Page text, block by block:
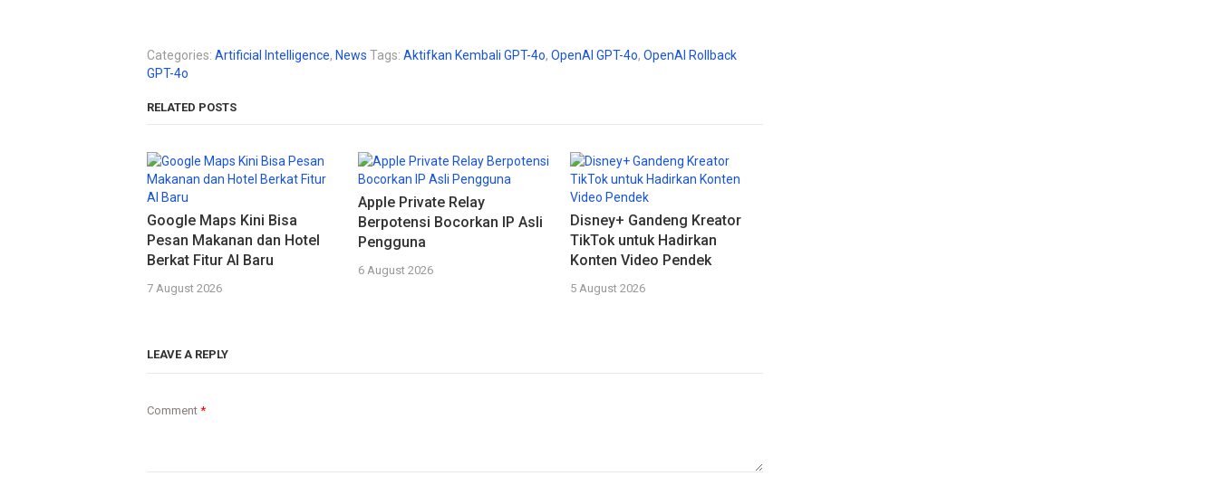
Categories: Artificial Intelligence, News Tags: Aktifkan Kembali GPT-4o, OpenAI GPT-4o, OpenAI Rollback
GPT-4o
RELATED POSTS
Google Maps Kini Bisa
Pesan Makanan dan Hotel
Berkat Fitur AI Baru
7 August 2026
Apple Private Relay
Berpotensi Bocorkan IP Asli
Pengguna
6 August 2026
Disney+ Gandeng Kreator
TikTok untuk Hadirkan
Konten Video Pendek
5 August 2026
LEAVE A REPLY
Comment *